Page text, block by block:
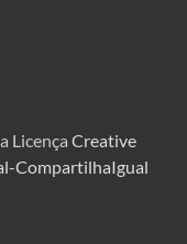
Licença Creative
CompartilhaIgual